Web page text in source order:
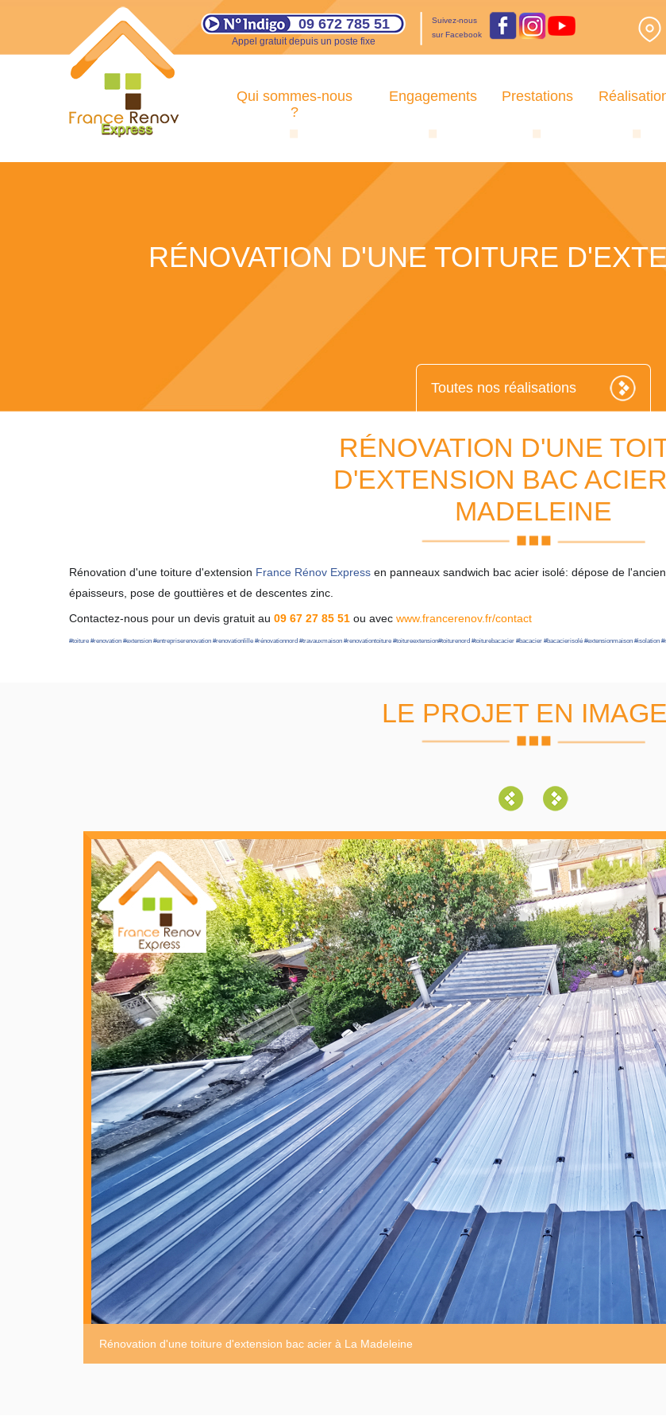
09 672 785 51
Appel gratuit depuis un poste fixe
Suivez-nous
sur Facebook
Qui sommes-nous
?
Engagements Prestations
RÉNOVATION D'UNE TOITURE
Toutes nos réalisations
RÉNOVATION D'UNE
D'EXTENSION BAC
MADELEINE
Rénovation d'une toiture d'extension France Rénov Express en panneaux sandwich bac acier isolé: dépose de
épaisseurs, pose de gouttières et de descentes zinc.
Contactez-nous pour un devis gratuit au 09 67 27 85 51 ou avec www.francerenov.fr/contact
#toiture #renovation #extension #entrepriserenovation #renovationlille #rénovationnord #travauxmaison #renovationtoiture #toitureextension#toiturenord #toiturebacacier #bacacier #bacacierisolé #extensionmaison #isolation #
LE PROJET EN
Rénovation d'une toiture d'extension bac acier à La Madeleine